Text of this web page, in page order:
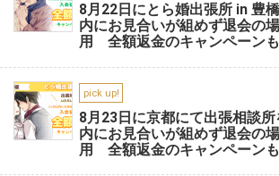
8月22日にとら婚出張所 in 豊
内にお見合いが組めず退会の
用 全額返金のキャンペーンも
pick up!
8月23日に京都にて出張相談
内にお見合いが組めず退会の
用 全額返金のキャンペーン